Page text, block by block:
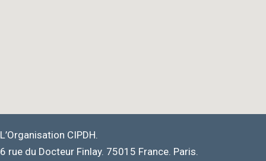
L’Organisation CIPDH.
6 rue du Docteur Finlay. 75015 France. Paris.